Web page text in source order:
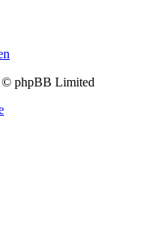
phpBB Limited